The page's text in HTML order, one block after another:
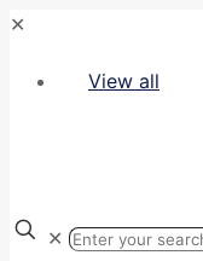
✕
View all
✕